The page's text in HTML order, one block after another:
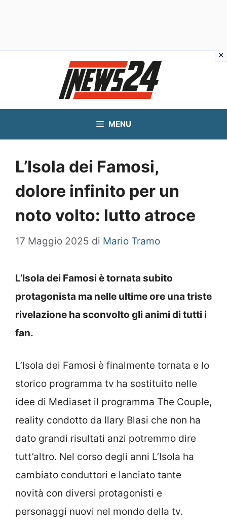
MENU
L’Isola dei Famosi,
dolore infinito per un
noto volto: lutto atroce
17 Maggio 2025 di Mario Tramo
L’Isola dei Famosi è tornata subito
protagonista ma nelle ultime ore una triste
rivelazione ha sconvolto gli animi di tutti i
fan.
L’Isola dei Famosi è finalmente tornata e lo
storico programma tv ha sostituito nelle
idee di Mediaset il programma The Couple,
reality condotto da Ilary Blasi che non ha
dato grandi risultati anzi potremmo dire
tutt’altro. Nel corso degli anni L’Isola ha
cambiato conduttori e lanciato tante
novità con diversi protagonisti e
personaggi nuovi nel mondo della tv.